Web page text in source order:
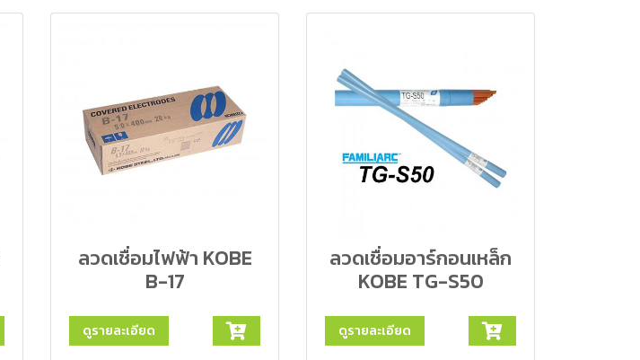
ลวดเชื่อมไฟฟ้า KOBE
B-17
ดูรายละเอียด
ลวดเชื่อมอาร์กอนเหล็ก
KOBE TG-S50
ดูรายละเอียด